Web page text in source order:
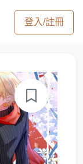
登入/註冊